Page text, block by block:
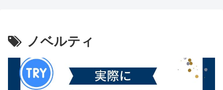
ノベルティ